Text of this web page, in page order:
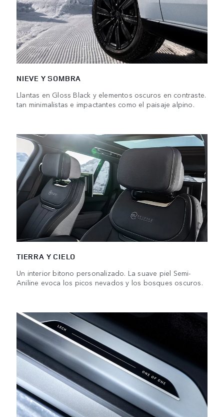
NIEVE Y SOMBRA
Llantas en Gloss Black y elementos oscuros en contraste.
tan minimalistas e impactantes como el paisaje alpino.
TIERRA Y CIELO
Un interior bitono personalizado. La suave piel Semi-
Aniline evoca los picos nevados y los bosques oscuros.